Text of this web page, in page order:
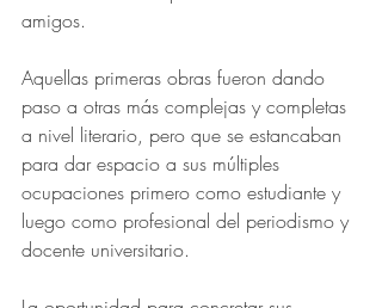
amigos.
Aquellas primeras obras fueron dando
paso a otras más complejas y completas
a nivel literario, pero que se estancaban
para dar espacio a sus múltiples
ocupaciones primero como estudiante y
luego como profesional del periodismo y
docente universitario.